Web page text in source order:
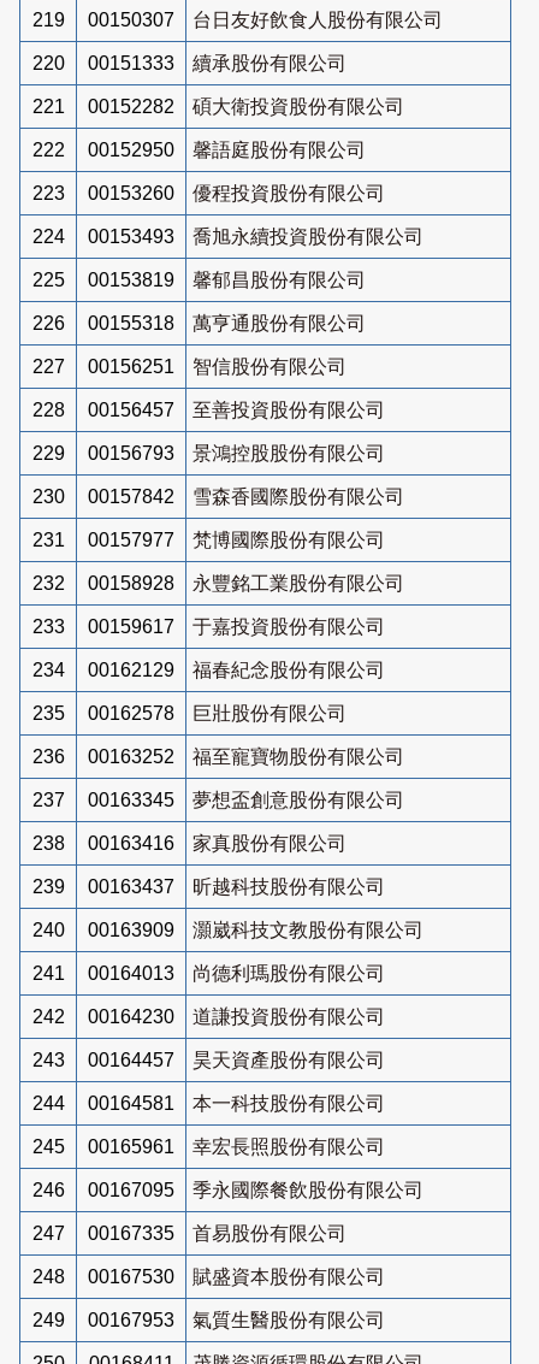
219 00150307 台日友好飲食人股份有限公司
220 00151333 續承股份有限公司
221 00152282 碩大衛投資股份有限公司
222 00152950 馨語庭股份有限公司
223 00153260 優程投資股份有限公司
224 00153493 喬旭永續投資股份有限公司
225 00153819 馨郁昌股份有限公司
226 00155318 萬亨通股份有限公司
227 00156251 智信股份有限公司
228 00156457 至善投資股份有限公司
229 00156793 景鴻控股股份有限公司
230 00157842 雪森香國際股份有限公司
231 00157977 梵博國際股份有限公司
232 00158928 永豐銘工業股份有限公司
233 00159617 于嘉投資股份有限公司
234 00162129 福春紀念股份有限公司
235 00162578 巨壯股份有限公司
236 00163252 福至寵寶物股份有限公司
237 00163345 夢想盃創意股份有限公司
238 00163416 家真股份有限公司
239 00163437 昕越科技股份有限公司
240 00163909 灝崴科技文教股份有限公司
241 00164013 尚德利瑪股份有限公司
242 00164230 道謙投資股份有限公司
243 00164457 昊天資產股份有限公司
244 00164581 本一科技股份有限公司
245 00165961 幸宏長照股份有限公司
246 00167095 季永國際餐飲股份有限公司
247 00167335 首易股份有限公司
248 00167530 賦盛資本股份有限公司
249 00167953 氣質生醫股份有限公司